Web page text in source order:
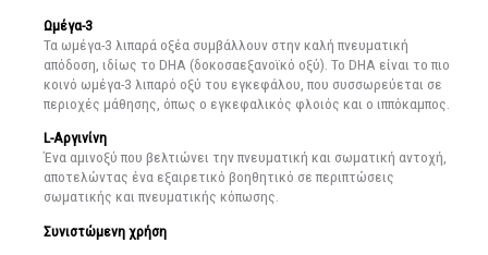
Ωμέγα-3
Τα ωμέγα-3 λιπαρά οξέα συμβάλλουν στην καλή πνευματική
απόδοση, ιδίως το DHA (δοκοσαεξανοϊκό οξύ). Το DHA είναι το πιο
κοινό ωμέγα-3 λιπαρό οξύ του εγκεφάλου, που συσσωρεύεται σε
περιοχές μάθησης, όπως ο εγκεφαλικός φλοιός και ο ιππόκαμπος.
L-Αργινίνη
Ένα αμινοξύ που βελτιώνει την πνευματική και σωματική αντοχή,
αποτελώντας ένα εξαιρετικό βοηθητικό σε περιπτώσεις
σωματικής και πνευματικής κόπωσης.
Συνιστώμενη χρήση